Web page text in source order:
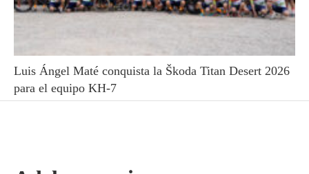
Luis Ángel Maté conquista la Škoda Titan Desert 2026
para el equipo KH-7